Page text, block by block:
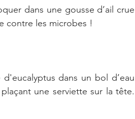
dans une gousse d’ail crue
contre les microbes !
dans un bol d’eau
une serviette sur la tête.